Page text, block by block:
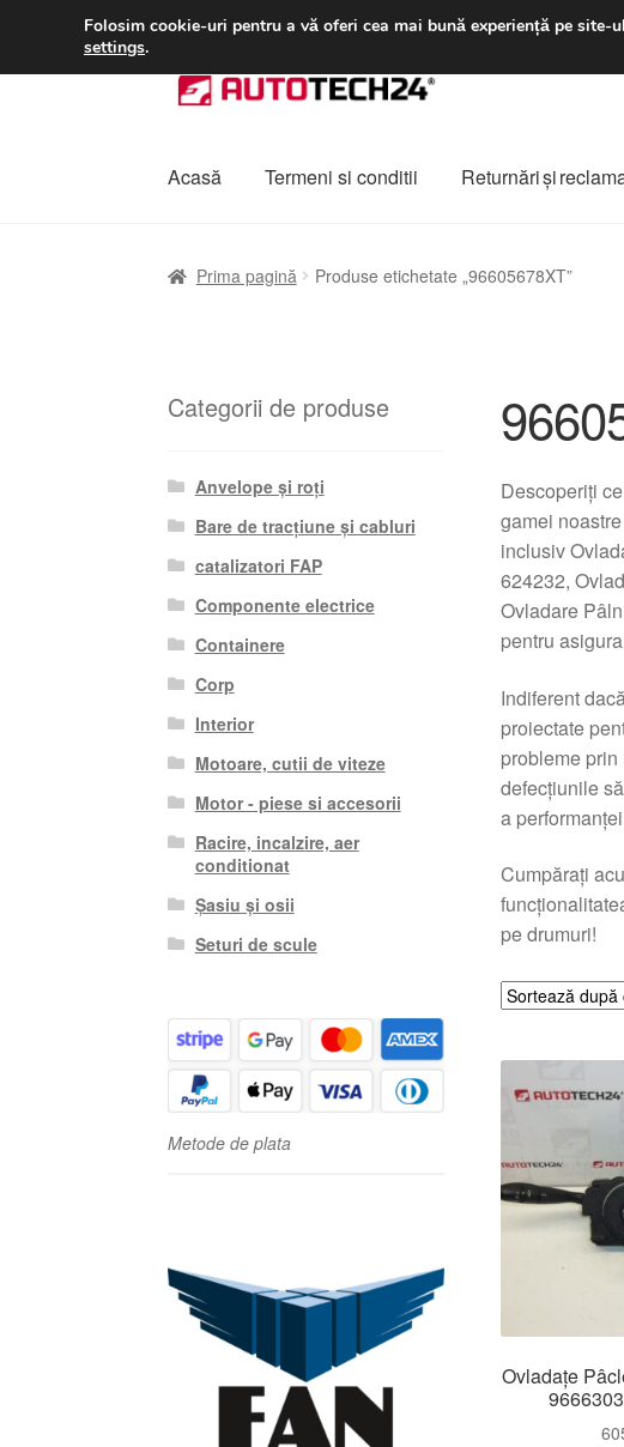
LIVRARE de la 33 lei
Sari
la
Sari
la
Acasă Termeni si conditii Returnări şi
Prima pagină Produse etichetate „96605678XT”
Descoperiți
gamei
inclusiv
624232,
Ovladare
pentru
Indiferent
proiectate
probleme
defecțiunile
a
Cumpărați
pe drumuri!
Ovladațe
Categorii de produse
Anvelope și roți
Bare de tracțiune și cabluri
catalizatori FAP
Componente electrice
Containere
Corp
Interior
Motoare, cutii de viteze
Motor - piese si accesorii
Racire, incalzire, aer
conditionat
Șasiu și osii
Seturi de scule
Metode de plata
Folosim cookie-uri pentru a vă oferi cea mai bună experiență pe site-
settings.